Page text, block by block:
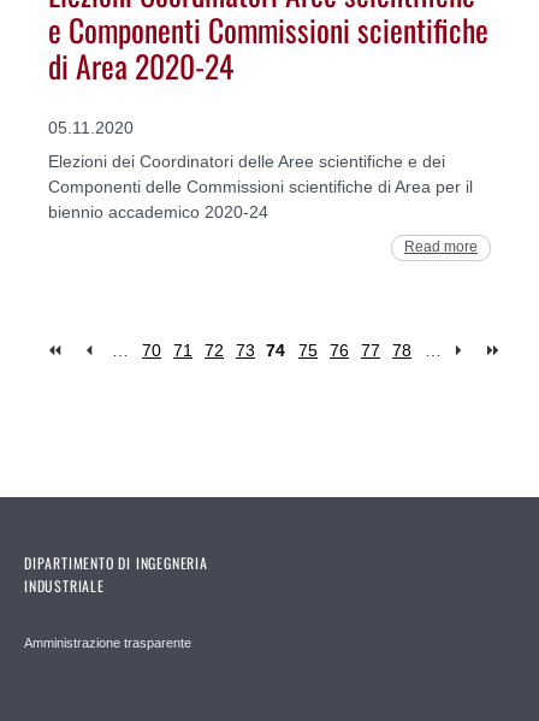
e Componenti Commissioni scientifiche
di Area 2020-24
05.11.2020
Elezioni dei Coordinatori delle Aree scientifiche e dei
Componenti delle Commissioni scientifiche di Area per il
biennio accademico 2020-24
Read more
70 71 72 73 74 75 76 77 78
DIPARTIMENTO DI INGEGNERIA
INDUSTRIALE
Amministrazione trasparente